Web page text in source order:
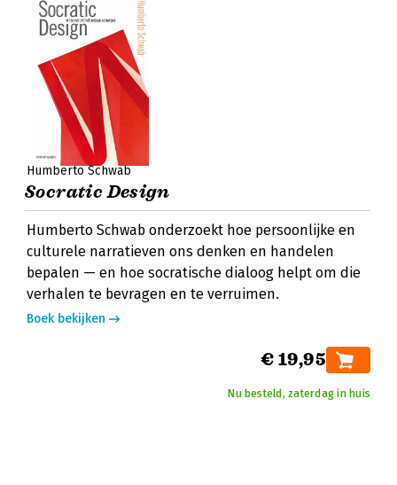
Humberto Schwab
Socratic Design
Humberto Schwab onderzoekt hoe persoonlijke en
culturele narratieven ons denken en handelen
bepalen — en hoe socratische dialoog helpt om die
verhalen te bevragen en te verruimen.
Boek bekijken
€ 19,95
Nu besteld, zaterdag in huis